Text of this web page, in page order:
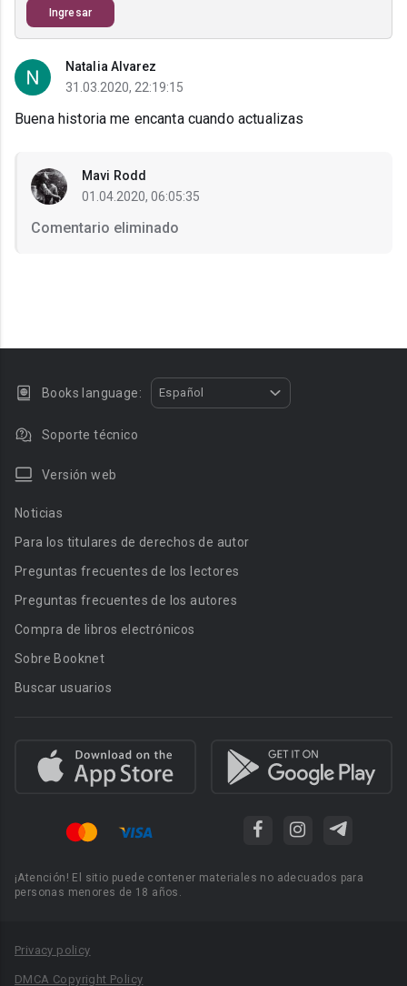
Ingresar
Natalia Alvarez
31.03.2020, 22:19:15
Buena historia me encanta cuando actualizas
Mavi Rodd
01.04.2020, 06:05:35
Comentario eliminado
Books language: Español
Soporte técnico
Versión web
Noticias
Para los titulares de derechos de autor
Preguntas frecuentes de los lectores
Preguntas frecuentes de los autores
Compra de libros electrónicos
Sobre Booknet
Buscar usuarios
¡Atención! El sitio puede contener materiales no adecuados para
personas menores de 18 años.
Privacy policy
DMCA Copyright Policy